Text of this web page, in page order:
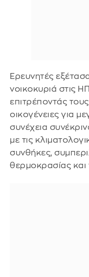
Ερευνητές
νοικοκυριά στις
επιτρέποντάς
οικογένειες για
συνέχεια
με τις
συνθήκες,
θερμοκρασίας και